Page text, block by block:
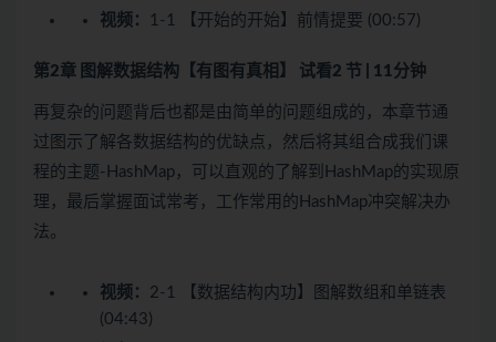
视频： 1-1 【开始的开始】前情提要 (00:57)
第2章 图解数据结构【有图有真相】 试看2 节 | 11分钟
再复杂的问题背后也都是由简单的问题组成的，本章节通
过图示了解各数据结构的优缺点，然后将其组合成我们课
程的主题-HashMap，可以直观的了解到HashMap的实现原
理，最后掌握面试常考，工作常用的HashMap冲突解决办
法。
视频： 2-1 【数据结构内功】图解数组和单链表
(04:43)